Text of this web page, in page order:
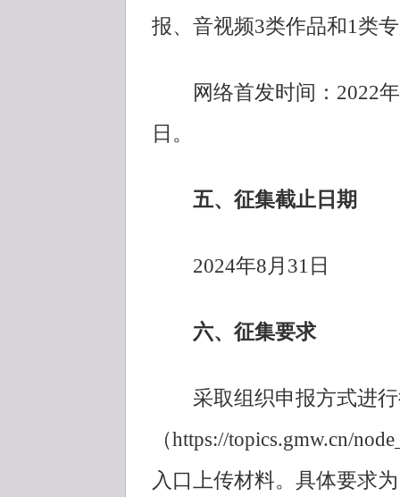
报、音视频3类作品和1类
网络首发时间：2022年
日。
五、征集截止日期
2024年8月31日
六、征集要求
采取组织申报方式进行
（https://topics.gmw.cn/
入口上传材料。具体要求